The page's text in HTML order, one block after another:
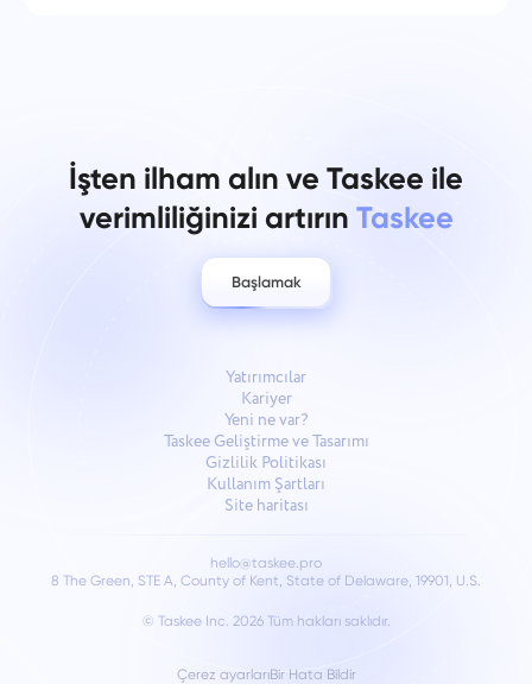
İşten ilham alın ve Taskee ile
verimliliğinizi artırın Taskee
Başlamak
Yatırımcılar
Kariyer
Yeni ne var?
Taskee Geliştirme ve Tasarımı
Gizlilik Politikası
Kullanım Şartları
Site haritası
© Taskee Inc. 2026 Tüm hakları saklıdır.
hello@taskee.pro
8 The Green, STE A, County of Kent, State of Delaware, 19901, U.S.
Bir Hata Bildir
Çerez ayarları